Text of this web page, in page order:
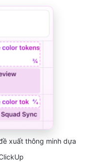
xuất thông minh dựa